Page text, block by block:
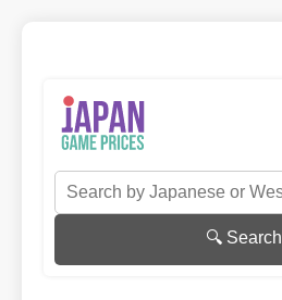
🔍 Search